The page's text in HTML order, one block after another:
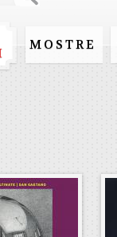
MOSTRE